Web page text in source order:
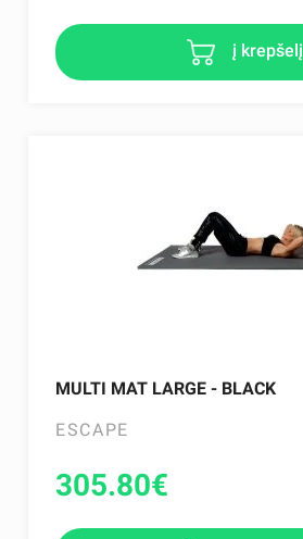
į krepšelį
MULTI MAT LARGE - BLACK
ESCAPE
305.80€